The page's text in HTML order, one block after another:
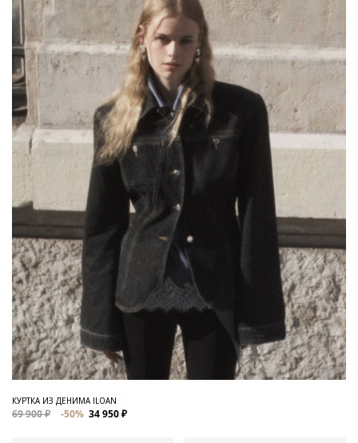
КУРТКА ИЗ ДЕНИМА ILOAN
69 900 ₽ -50% 34 950 ₽